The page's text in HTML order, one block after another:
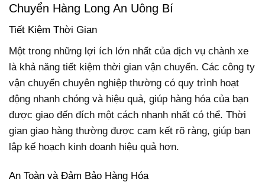
Chuyển Hàng Long An Uông Bí
Tiết Kiệm Thời Gian
Một trong những lợi ích lớn nhất của dịch vụ chành xe
là khả năng tiết kiệm thời gian vận chuyển. Các công ty
vận chuyển chuyên nghiệp thường có quy trình hoạt
động nhanh chóng và hiệu quả, giúp hàng hóa của bạn
được giao đến đích một cách nhanh nhất có thể. Thời
gian giao hàng thường được cam kết rõ ràng, giúp bạn
lập kế hoạch kinh doanh hiệu quả hơn.
An Toàn và Đảm Bảo Hàng Hóa